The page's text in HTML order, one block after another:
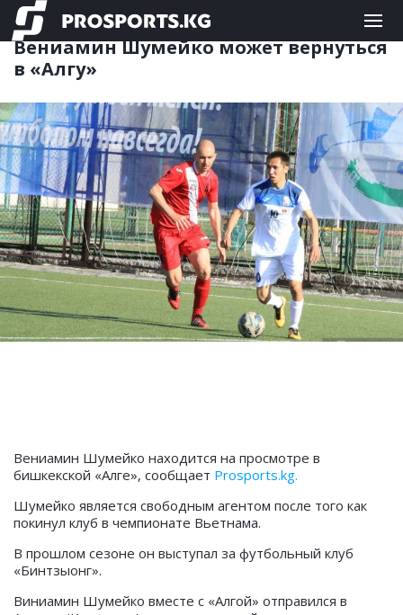
КЫРГЫЗСКИЙ ФУТБОЛ 02.02.2020 14:52
Вениамин Шумейко может вернуться
в «Алгу»
Вениамин Шумейко находится на просмотре в
бишкекской «Алге», сообщает Prosports.kg.
Шумейко является свободным агентом после того как
покинул клуб в чемпионате Вьетнама.
В прошлом сезоне он выступал за футбольный клуб
«Бинтзыонг».
Виниамин Шумейко вместе с «Алгой» отправился в